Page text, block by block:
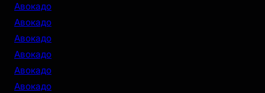
Авокадо
Авокадо
Авокадо
Авокадо
Авокадо
Авокадо